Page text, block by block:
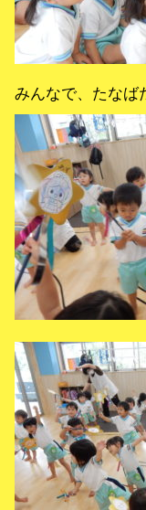
みんなで、たなば